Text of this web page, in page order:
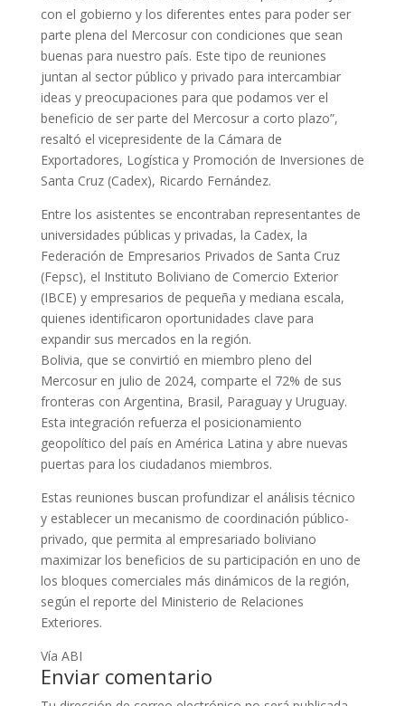
con el gobierno y los diferentes entes para poder ser
parte plena del Mercosur con condiciones que sean
buenas para nuestro país. Este tipo de reuniones
juntan al sector público y privado para intercambiar
ideas y preocupaciones para que podamos ver el
beneficio de ser parte del Mercosur a corto plazo”,
resaltó el vicepresidente de la Cámara de
Exportadores, Logística y Promoción de Inversiones de
Santa Cruz (Cadex), Ricardo Fernández.
Entre los asistentes se encontraban representantes de
universidades públicas y privadas, la Cadex, la
Federación de Empresarios Privados de Santa Cruz
(Fepsc), el Instituto Boliviano de Comercio Exterior
(IBCE) y empresarios de pequeña y mediana escala,
quienes identificaron oportunidades clave para
expandir sus mercados en la región.
Bolivia, que se convirtió en miembro pleno del
Mercosur en julio de 2024, comparte el 72% de sus
fronteras con Argentina, Brasil, Paraguay y Uruguay.
Esta integración refuerza el posicionamiento
geopolítico del país en América Latina y abre nuevas
puertas para los ciudadanos miembros.
Estas reuniones buscan profundizar el análisis técnico
y establecer un mecanismo de coordinación público-
privado, que permita al empresariado boliviano
maximizar los beneficios de su participación en uno de
los bloques comerciales más dinámicos de la región,
según el reporte del Ministerio de Relaciones
Exteriores.
Vía ABI
Enviar comentario